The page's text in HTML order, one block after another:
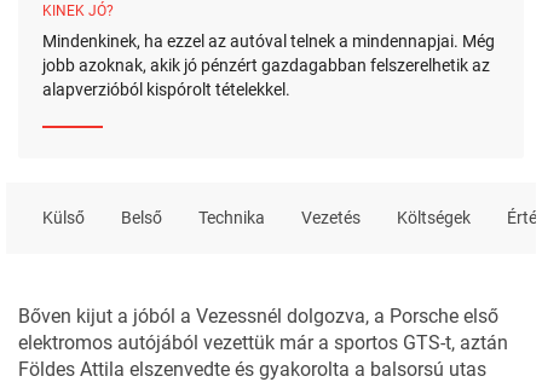
KINEK JÓ?
Mindenkinek, ha ezzel az autóval telnek a mindennapjai. Még
jobb azoknak, akik jó pénzért gazdagabban felszerelhetik az
alapverzióból kispórolt tételekkel.
Külső Belső Technika Vezetés Költségek
Bőven kijut a jóból a Vezessnél dolgozva, a Porsche első
elektromos autójából vezettük már a sportos GTS-t, aztán
Földes Attila elszenvedte és gyakorolta a balsorsú utas